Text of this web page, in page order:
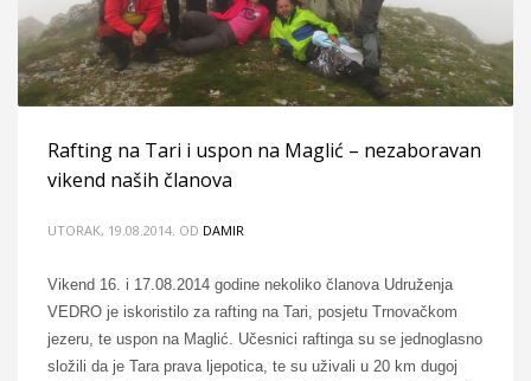
Rafting na Tari i uspon na Maglić – nezaboravan
vikend naših članova
UTORAK, 19.08.2014. OD DAMIR
Vikend 16. i 17.08.2014 godine nekoliko članova Udruženja
VEDRO je iskoristilo za rafting na Tari, posjetu Trnovačkom
jezeru, te uspon na Maglić. Učesnici raftinga su se jednoglasno
složili da je Tara prava ljepotica, te su uživali u 20 km dugoj